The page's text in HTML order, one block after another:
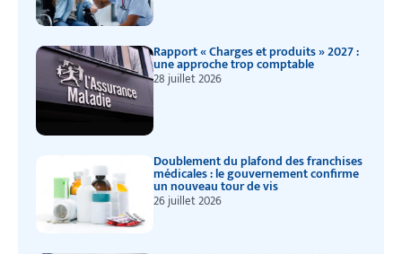
Rapport « Charges et produits » 2027 :
une approche trop comptable
28 juillet 2026
Doublement du plafond des franchises
médicales : le gouvernement confirme
un nouveau tour de vis
26 juillet 2026